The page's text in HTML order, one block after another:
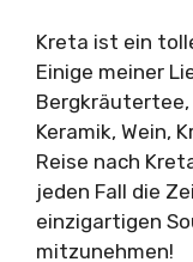
Kreta ist ein
Einige meiner
Bergkräutertee,
Keramik, Wein,
Reise nach
jeden Fall die
einzigartigen
mitzunehmen!